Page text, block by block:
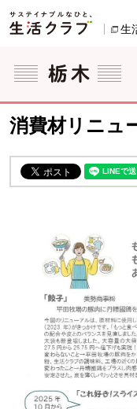
ページの先頭です。
生
ここからサイト内共通
サイト内共通メニュー
サイト内共通メニュー
消費材リニュ